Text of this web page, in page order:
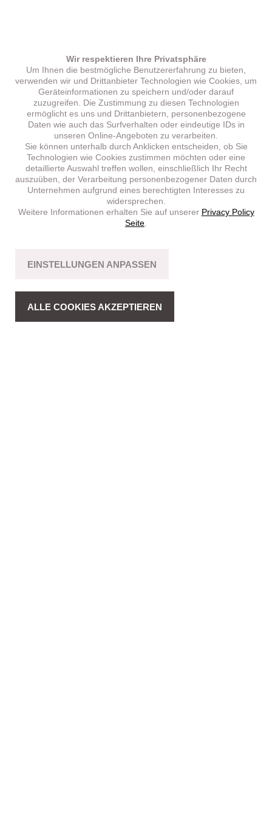
Wir respektieren Ihre Privatsphäre
Um Ihnen die bestmögliche Benutzererfahrung zu bieten,
verwenden wir und Drittanbieter Technologien wie Cookies, um
Geräteinformationen zu speichern und/oder darauf
zuzugreifen. Die Zustimmung zu diesen Technologien
ermöglicht es uns und Drittanbietern, personenbezogene
Daten wie auch das Surfverhalten oder eindeutige IDs in
unseren Online-Angeboten zu verarbeiten.
Sie können unterhalb durch Anklicken entscheiden, ob Sie
Technologien wie Cookies zustimmen möchten oder eine
detaillierte Auswahl treffen wollen, einschließlich Ihr Recht
auszuüben, der Verarbeitung personenbezogener Daten durch
Unternehmen aufgrund eines berechtigten Interesses zu
widersprechen.
Weitere Informationen erhalten Sie auf unserer Privacy Policy
Seite
EINSTELLUNGEN ANPASSEN
ALLE COOKIES AKZEPTIEREN